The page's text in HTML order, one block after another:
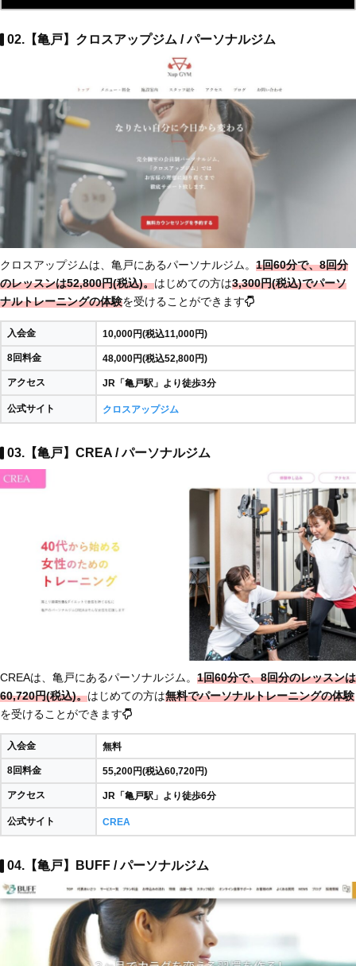
02.【亀戸】クロスアップジム / パーソナルジム
クロスアップジムは、亀戸にあるパーソナルジム。 1回60分で、8回分
のレッスンは52,800円(税込)。はじめての方は3,300円(税込)でパーソ
ナルトレーニングの体験を受けることができます
入会金 10,000円(税込11,000円)
8回料金 48,000円(税込52,800円)
アクセス JR「亀戸駅」より徒歩3分
公式サイト クロスアップジム
03.【亀戸】CREA / パーソナルジム
CREAは、亀戸にあるパーソナルジム。 1回60分で、8回分のレッスンは
60,720円(税込)。はじめての方は無料でパーソナルトレーニングの体験
を受けることができます
入会金 無料
8回料金 55,200円(税込60,720円)
アクセス JR「亀戸駅」より徒歩6分
公式サイト CREA
04.【亀戸】BUFF / パーソナルジム